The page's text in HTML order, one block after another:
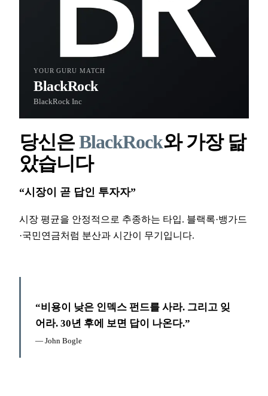
YOUR GURU MATCH
BlackRock
BlackRock Inc
당신은BlackRock와 가장 닮
았습니다
“시장이 곧 답인 투자자”
시장 평균을 안정적으로 추종하는 타입. 블랙록·뱅가드
·국민연금처럼 분산과 시간이 무기입니다.
“비용이 낮은 인덱스 펀드를 사라. 그리고 잊
어라. 30년 후에 보면 답이 나온다.”
— John Bogle